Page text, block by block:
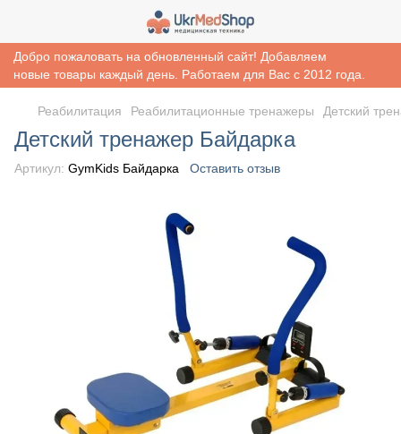
Добро пожаловать на обновленный сайт! Добавляем
новые товары каждый день. Работаем для Вас с 2012 года.
Реабилитация Реабилитационные тренажеры Детский
Детский тренажер Байдарка
Артикул: GymKids Байдарка Оставить отзыв